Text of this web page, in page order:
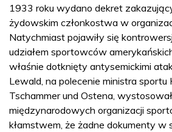
1933 roku wydano dekret
żydowskim członkostwa w
Natychmiast pojawiły się
udziałem sportowców
właśnie dotknięty antysemickimi
Lewald, na polecenie ministra sportu
Tschammer und Ostena,
międzynarodowych organizacji
kłamstwem, że żadne dokumenty w